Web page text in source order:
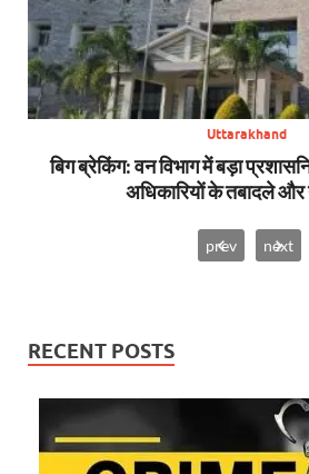
Uttarakhand
बिग ब्रेकिंग: वन विभाग में बड़ा
अधिकारियों के तबादले और
prev next
RECENT POSTS